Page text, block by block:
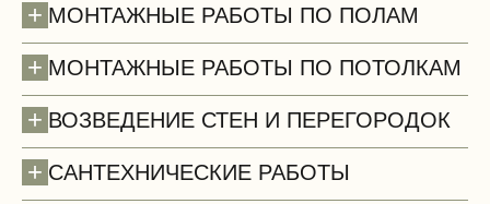
+ МОНТАЖНЫЕ РАБОТЫ ПО ПОЛАМ
+ МОНТАЖНЫЕ РАБОТЫ ПО ПОТОЛКАМ
+ ВОЗВЕДЕНИЕ СТЕН И ПЕРЕГОРОДОК
+ САНТЕХНИЧЕСКИЕ РАБОТЫ